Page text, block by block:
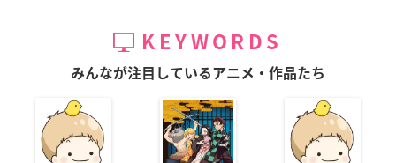
KEYWORDS
みんなが注目しているアニメ・作品たち